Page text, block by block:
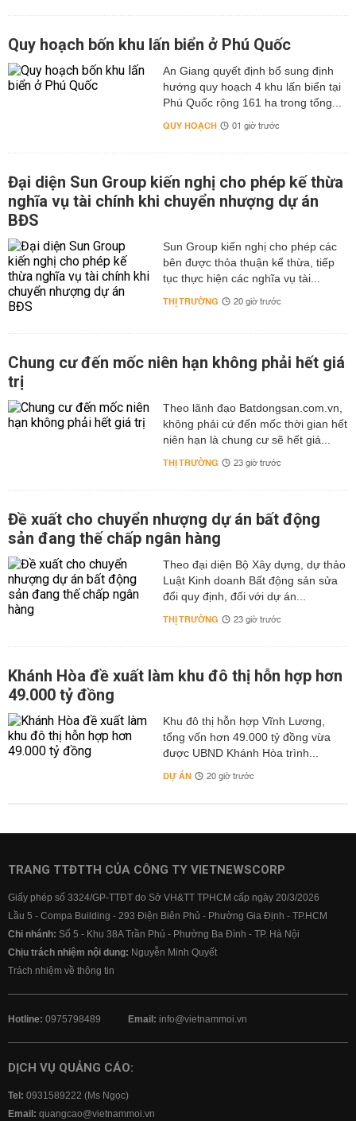
Quy hoạch bốn khu lấn biển ở Phú Quốc
An Giang quyết định bổ sung định
hướng quy hoạch 4 khu lấn biển tại
Phú Quốc rộng 161 ha trong tổng...
QUY HOẠCH 01 giờ trước
Đại diện Sun Group kiến nghị cho phép kế thừa
nghĩa vụ tài chính khi chuyển nhượng dự án
BĐS
Sun Group kiến nghị cho phép các
bên được thỏa thuận kế thừa, tiếp
tục thực hiện các nghĩa vụ tài...
THỊ TRƯỜNG 20 giờ trước
Chung cư đến mốc niên hạn không phải hết giá
trị
Theo lãnh đạo Batdongsan.com.vn,
không phải cứ đến mốc thời gian hết
niên hạn là chung cư sẽ hết giá...
THỊ TRƯỜNG 23 giờ trước
Đề xuất cho chuyển nhượng dự án bất động
sản đang thế chấp ngân hàng
Theo đại diện Bộ Xây dựng, dự thảo
Luật Kinh doanh Bất động sản sửa
đổi quy định, đối với dự án...
THỊ TRƯỜNG 23 giờ trước
Khánh Hòa đề xuất làm khu đô thị hỗn hợp hơn
49.000 tỷ đồng
Khu đô thị hỗn hợp Vĩnh Lương,
tổng vốn hơn 49.000 tỷ đồng vừa
được UBND Khánh Hòa trình...
DỰ ÁN 20 giờ trước
TRANG TTĐTTH CỦA CÔNG TY VIETNEWSCORP
Giấy phép số 3324/GP-TTĐT do Sở VH&TT TPHCM cấp ngày 20/3/2026
Lầu 5 - Compa Building - 293 Điện Biên Phủ - Phường Gia Định - TP.HCM
Chi nhánh: Số 5 - Khu 38A Trần Phú - Phường Ba Đình - TP. Hà Nội
Chịu trách nhiệm nội dung: Nguyễn Minh Quyết
Trách nhiệm về thông tin
Hotline: 0975798489 Email: info@vietnammoi.vn
DỊCH VỤ QUẢNG CÁO:
Tel: 0931589222 (Ms Ngọc)
Email: quangcao@vietnammoi.vn